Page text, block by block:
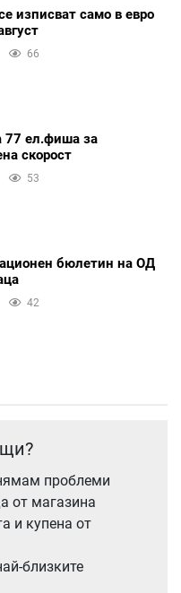
изписват само в евро
66
77 ел.фиша за
скорост
53
бюлетин на ОД
42
проблеми
от магазина
и купена от
близките